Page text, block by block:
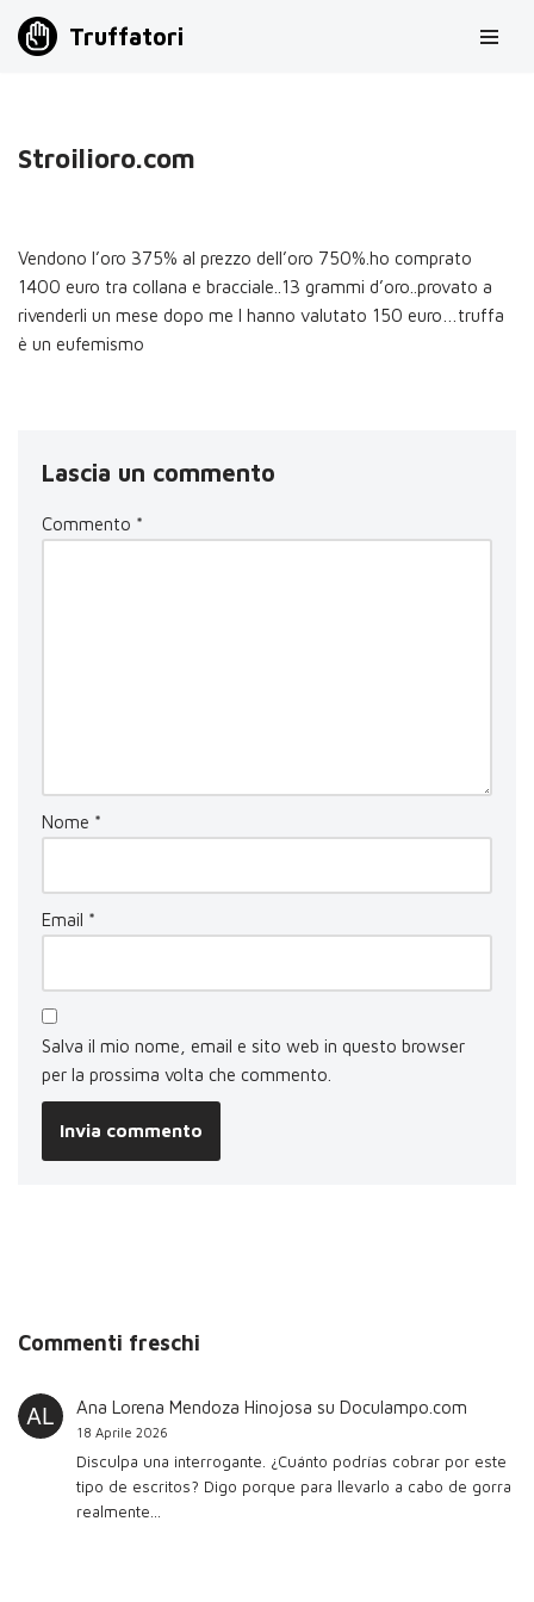
Truffatori
Stroilioro.com
Vendono l’oro 375% al prezzo dell’oro 750%.ho comprato
1400 euro tra collana e bracciale..13 grammi d’oro..provato a
rivenderli un mese dopo me l hanno valutato 150 euro…truffa
è un eufemismo
Lascia un commento
Commento *
Nome *
Email *
Salva il mio nome, email e sito web in questo browser
per la prossima volta che commento.
Commenti freschi
Ana Lorena Mendoza Hinojosa su Doculampo.com
18 Aprile 2026
Disculpa una interrogante. ¿Cuánto podrías cobrar por este
tipo de escritos? Digo porque para llevarlo a cabo de gorra
realmente…